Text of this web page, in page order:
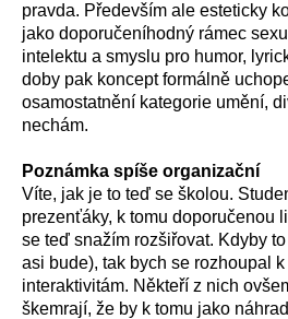
pravda. Především ale esteticky
jako doporučeníhodný rámec
intelektu a smyslu pro humor,
doby pak koncept formálně
osamostatnění kategorie umění,
nechám.
Poznámka spíše organizační
Víte, jak je to teď se školou.
prezenťáky, k tomu doporučenou
se teď snažím rozšiřovat. Kdyby
asi bude), tak bych se rozhoupal
interaktivitám. Někteří z nich
škemrají, že by k tomu jako